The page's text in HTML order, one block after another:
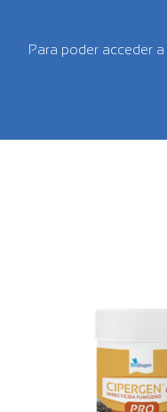
Para poder acceder